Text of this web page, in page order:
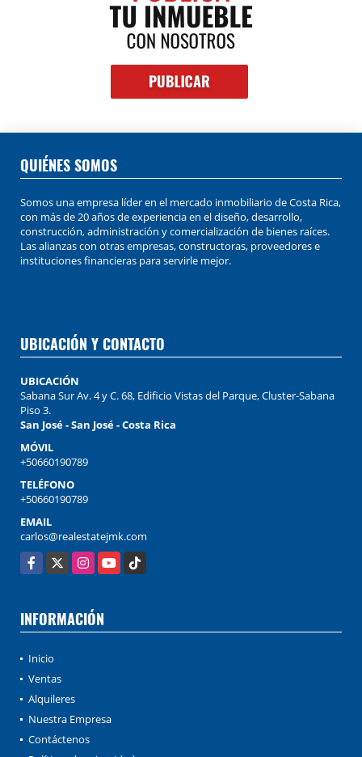
QUIÉNES SOMOS
Somos una empresa líder en el mercado inmobiliario de Costa Rica,
con más de 20 años de experiencia en el diseño, desarrollo,
construcción, administración y comercialización de bienes raíces.
Las alianzas con otras empresas, constructoras, proveedores e
instituciones financieras para servirle mejor.
UBICACIÓN Y CONTACTO
UBICACIÓN
Sabana Sur Av. 4 y C. 68, Edificio Vistas del Parque, Cluster-Sabana
Piso 3.
San José - San José - Costa Rica
MÓVIL
+50660190789
TELÉFONO
+50660190789
EMAIL
carlos@realestatejmk.com
Facebook
X InstagramYouTubeTikTok
INFORMACIÓN
Inicio
Ventas
Alquileres
Nuestra Empresa
Contáctenos